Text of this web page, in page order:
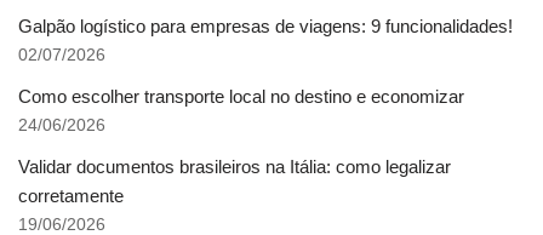
Galpão logístico para empresas de viagens: 9 funcionalidades!
02/07/2026
Como escolher transporte local no destino e economizar
24/06/2026
Validar documentos brasileiros na Itália: como legalizar
corretamente
19/06/2026